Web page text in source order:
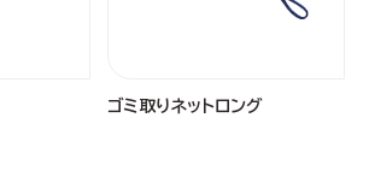
ゴミ取りネットロング